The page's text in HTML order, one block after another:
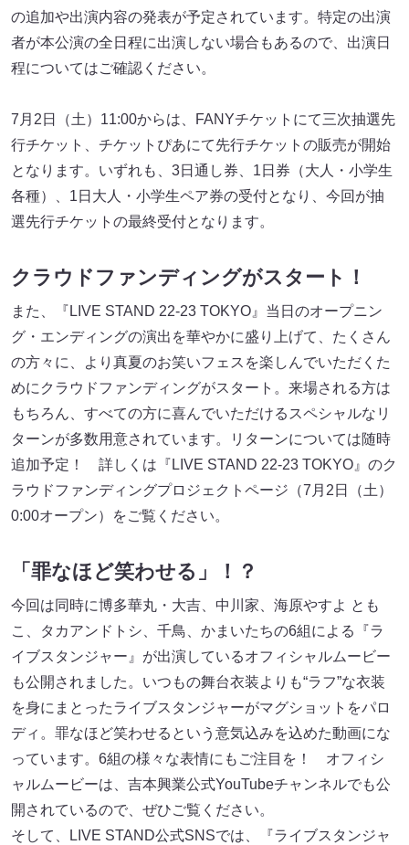
の追加や出演内容の発表が予定されています。特定の出演
者が本公演の全日程に出演しない場合もあるので、出演日
程についてはご確認ください。
7月2日（土）11:00からは、FANYチケットにて三次抽選先
行チケット、チケットぴあにて先行チケットの販売が開始
となります。いずれも、3日通し券、1日券（大人・小学生
各種）、1日大人・小学生ペア券の受付となり、今回が抽
選先行チケットの最終受付となります。
クラウドファンディングがスタート！
また、『LIVE STAND 22-23 TOKYO』当日のオープニン
グ・エンディングの演出を華やかに盛り上げて、たくさん
の方々に、より真夏のお笑いフェスを楽しんでいただくた
めにクラウドファンディングがスタート。来場される方は
もちろん、すべての方に喜んでいただけるスペシャルなリ
ターンが多数用意されています。リターンについては随時
追加予定！ 詳しくは『LIVE STAND 22-23 TOKYO』のク
ラウドファンディングプロジェクトページ（7月2日（土）
0:00オープン）をご覧ください。
「罪なほど笑わせる」！？
今回は同時に博多華丸・大吉、中川家、海原やすよ とも
こ、タカアンドトシ、千鳥、かまいたちの6組による『ラ
イブスタンジャー』が出演しているオフィシャルムービー
も公開されました。いつもの舞台衣装よりも“ラフ”な衣装
を身にまとったライブスタンジャーがマグショットをパロ
ディ。罪なほど笑わせるという意気込みを込めた動画にな
っています。6組の様々な表情にもご注目を！ オフィシ
ャルムービーは、吉本興業公式YouTubeチャンネルでも公
開されているので、ぜひご覧ください。
そして、LIVE STAND公式SNSでは、『ライブスタンジャ